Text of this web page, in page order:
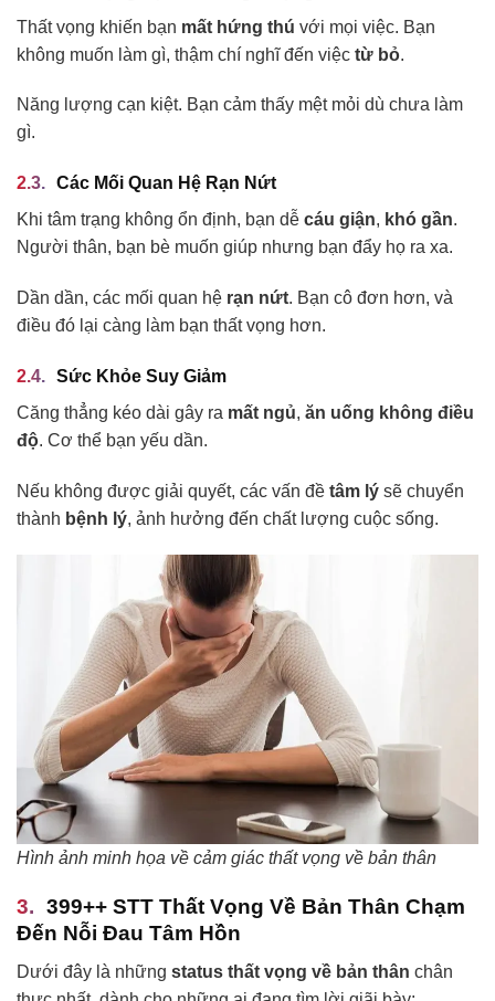
Thất vọng khiến bạn mất hứng thú với mọi việc. Bạn
không muốn làm gì, thậm chí nghĩ đến việc từ bỏ.
Năng lượng cạn kiệt. Bạn cảm thấy mệt mỏi dù chưa làm
gì.
Các Mối Quan Hệ Rạn Nứt
Khi tâm trạng không ổn định, bạn dễ cáu giận, khó gần.
Người thân, bạn bè muốn giúp nhưng bạn đẩy họ ra xa.
Dần dần, các mối quan hệ rạn nứt. Bạn cô đơn hơn, và
điều đó lại càng làm bạn thất vọng hơn.
Sức Khỏe Suy Giảm
Căng thẳng kéo dài gây ra mất ngủ, ăn uống không điều
độ. Cơ thể bạn yếu dần.
Nếu không được giải quyết, các vấn đề tâm lý sẽ chuyển
thành bệnh lý, ảnh hưởng đến chất lượng cuộc sống.
Hình ảnh minh họa về cảm giác thất vọng về bản thân
399++ STT Thất Vọng Về Bản Thân Chạm
Đến Nỗi Đau Tâm Hồn
Dưới đây là những status thất vọng về bản thân chân